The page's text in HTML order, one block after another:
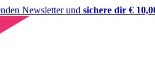
Newsletter und sichere dir €